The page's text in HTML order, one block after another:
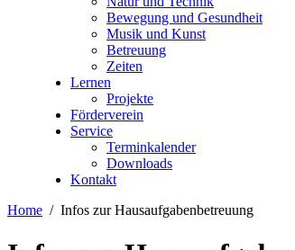
Bewegung und Gesundheit
Musik und Kunst
Betreuung
Zeiten
Lernen
Projekte
Förderverein
Service
Terminkalender
Downloads
Kontakt
Home
Infos zur Hausaufgabenbetreuung